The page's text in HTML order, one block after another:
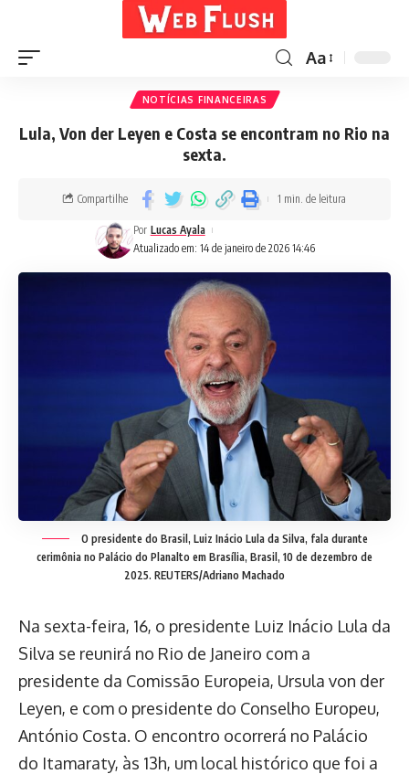
Aa
NOTÍCIAS FINANCEIRAS
Lula, Von der Leyen e Costa se encontram no Rio na
sexta.
Atualizado em: 14 de janeiro de 2026 14:46
Por Lucas Ayala
Compartilhe 1 min. de leitura
O presidente do Brasil, Luiz Inácio Lula da Silva, fala durante
cerimônia no Palácio do Planalto em Brasília, Brasil, 10 de dezembro de
2025. REUTERS/Adriano Machado
Na sexta-feira, 16, o presidente Luiz Inácio Lula da
Silva se reunirá no Rio de Janeiro com a
presidente da Comissão Europeia, Ursula von der
Leyen, e com o presidente do Conselho Europeu,
António Costa. O encontro ocorrerá no Palácio
do Itamaraty, às 13h, um local histórico que foi a